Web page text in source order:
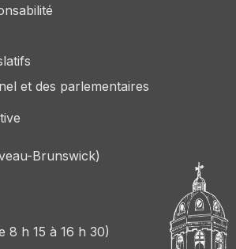
et des parlementaires
Brunswick)
8 h 15 à 16 h 30)